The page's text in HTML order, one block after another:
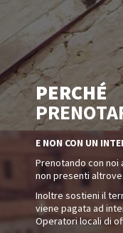
PERCHÉ
E NON CON UN
Prenotando con
non presenti altrove.
Inoltre sostieni il
viene pagata ad
Operatori locali di